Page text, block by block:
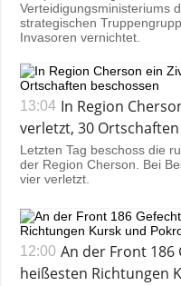
Verteidigungsministeriums
strategischen
Invasoren vernichtet.
13:04 In Region
verletzt, 30
Letzten Tag beschoss die
der Region Cherson. Bei
vier verletzt.
12:00 An der Front 186
heißesten Richtungen